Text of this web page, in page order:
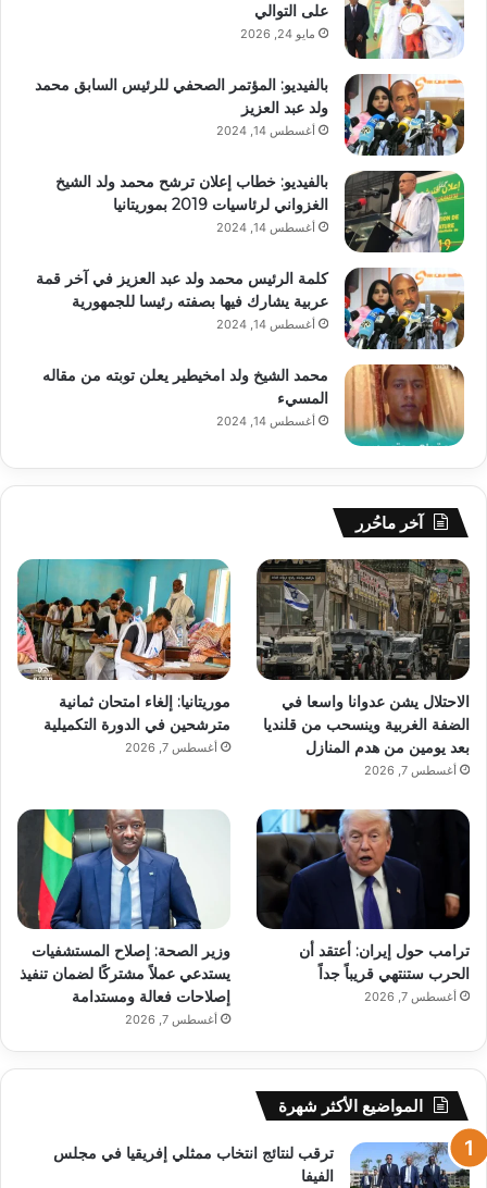
على التوالي
مايو 24, 2026
بالفيديو: المؤتمر الصحفي للرئيس السابق محمد
ولد عبد العزيز
أغسطس 14, 2024
بالفيديو: خطاب إعلان ترشح محمد ولد الشيخ
الغزواني لرئاسيات 2019 بموريتانيا
أغسطس 14, 2024
كلمة الرئيس محمد ولد عبد العزيز في آخر قمة
عربية يشارك فيها بصفته رئيسا للجمهورية
أغسطس 14, 2024
محمد الشيخ ولد امخيطير يعلن توبته من مقاله
المسيء
أغسطس 14, 2024
آخر ماحُرر
الاحتلال يشن عدوانا واسعا في
الضفة الغربية وينسحب من قلنديا
بعد يومين من هدم المنازل
أغسطس 7, 2026
موريتانيا: إلغاء امتحان ثمانية
مترشحين في الدورة التكميلية
أغسطس 7, 2026
ترامب حول إيران: أعتقد أن
الحرب ستنتهي قريباً جداً
أغسطس 7, 2026
وزير الصحة: إصلاح المستشفيات
يستدعي عملاً مشتركًا لضمان تنفيذ
إصلاحات فعالة ومستدامة
أغسطس 7, 2026
المواضيع الأكثر شهرة
ترقب لنتائج انتخاب ممثلي إفريقيا في مجلس
الفيفا